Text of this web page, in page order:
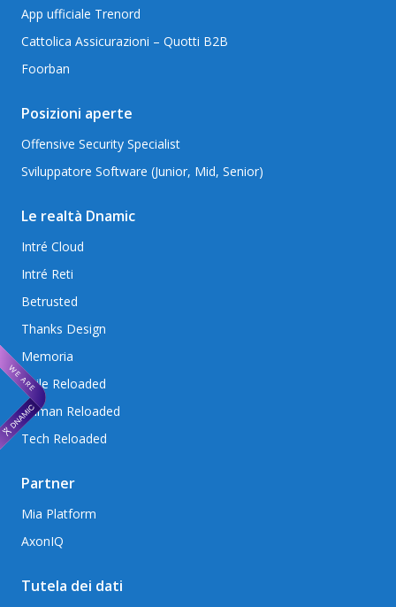
App ufficiale Trenord
Cattolica Assicurazioni – Quotti B2B
Foorban
Posizioni aperte
Offensive Security Specialist
Sviluppatore Software (Junior, Mid, Senior)
Le realtà Dnamic
Intré Cloud
Intré Reti
Betrusted
Thanks Design
Memoria
Agile Reloaded
Human Reloaded
Tech Reloaded
Partner
Mia Platform
AxonIQ
Tutela dei dati